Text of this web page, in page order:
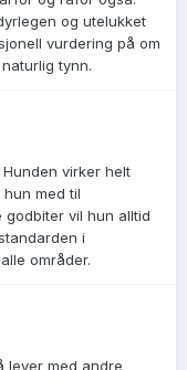
og utelukket
vurdering på om
tynn.
virker helt
med til
vil hun alltid
i
områder.
lever med andre